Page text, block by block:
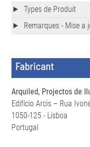
Types de Produit
Remarques - Mise a
Fabricant
Arquiled, Projectos de
Edifício Arcis – Rua
1050-125 - Lisboa
Portugal